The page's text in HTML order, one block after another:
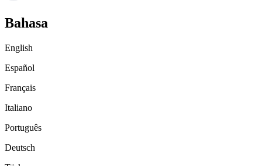
Bahasa
English
Español
Français
Italiano
Português
Deutsch